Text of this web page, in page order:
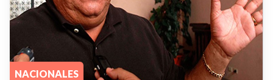
NACIONALES